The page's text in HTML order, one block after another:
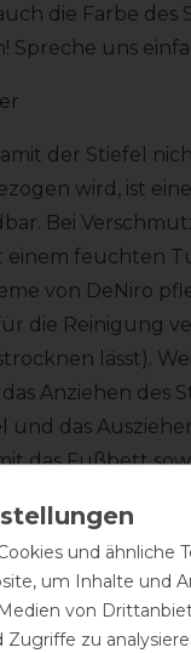
die Farbe des
Spreche uns
der Stiefel
wird, ist
Bei
einem feuchten
von DeNiro
die Reinigung
lässt).
Anziehen des
und das
das Fußbett
bleiben.
und ähnliche
um Inhalte und
von
Zugriffe zu